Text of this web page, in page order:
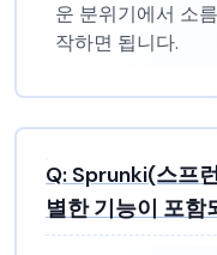
운 분위기에서 소
작하면 됩니다.
Q: Sprunki(스프
별한 기능이 포함